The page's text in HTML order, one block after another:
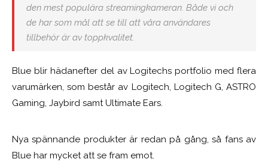
den mest populära streamingkameran. Både vi och
de har som mål att se till att våra användares
tillbehör är av toppkvalitet.
Blue blir hädanefter del av Logitechs portfolio med flera
varumärken, som består av Logitech, Logitech G, ASTRO
Gaming, Jaybird samt Ultimate Ears.
Nya spännande produkter är redan på gång, så fans av
Blue har mycket att se fram emot.